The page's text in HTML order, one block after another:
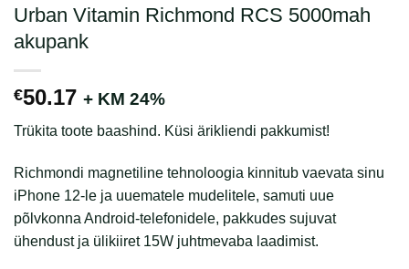
Urban Vitamin Richmond RCS 5000mah
akupank
€50.17 + KM 24%
Trükita toote baashind. Küsi ärikliendi pakkumist!
Richmondi magnetiline tehnoloogia kinnitub vaevata sinu
iPhone 12-le ja uuematele mudelitele, samuti uue
põlvkonna Android-telefonidele, pakkudes sujuvat
ühendust ja ülikiiret 15W juhtmevaba laadimist.